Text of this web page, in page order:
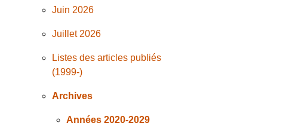
Juin 2026
Juillet 2026
Listes des articles publiés
(1999-)
Archives
Années 2020-2029